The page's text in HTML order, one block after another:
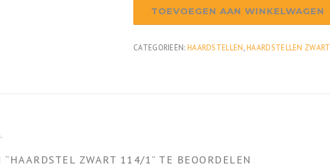
TOEVOEGEN AAN WINKELWAGEN
CATEGORIEËN: HAARDSTELLEN,HAARDSTELLEN ZWART
“HAARDSTEL ZWART 114/1” TE BEOORDELEN